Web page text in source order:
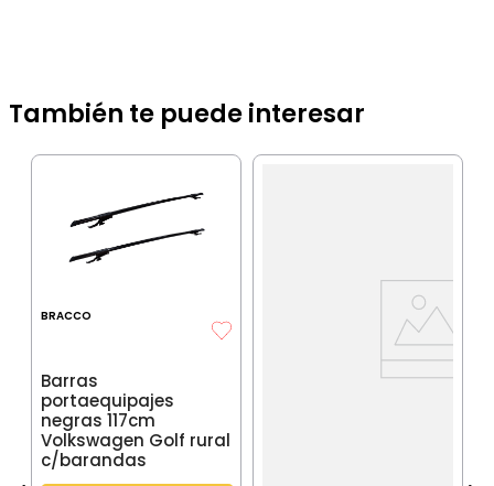
También te puede interesar
BRACCO
Barras
portaequipajes
negras 117cm
Volkswagen Golf rural
c/barandas